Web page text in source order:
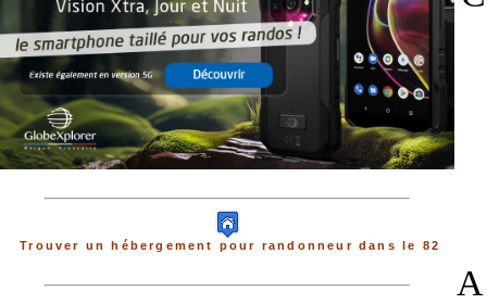
Trouver un hébergement pour randonneur dans le 82